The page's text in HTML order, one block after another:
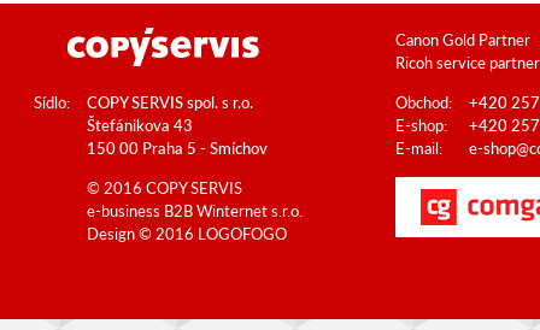
Canon Gold Partner
Ricoh service partner
Sídlo:
COPY SERVIS spol. s r.o.
Štefánikova 43
150 00 Praha 5 - Smíchov
Obchod:
+420
E-shop:
+420
E-mail:
e-
© 2016 COPY SERVIS
e-business B2BWinternet s.r.o.
Design © 2016 LOGOFOGO